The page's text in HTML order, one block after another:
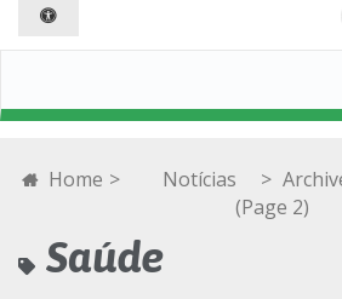
Home > Notícias >
(Page 2)
Saúde